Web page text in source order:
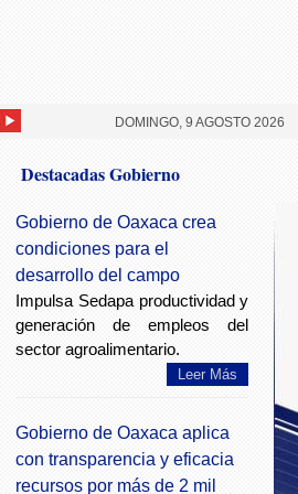
DOMINGO, 9 AGOSTO 2026
Destacadas Gobierno
Gobierno de Oaxaca crea
condiciones para el
desarrollo del campo
Impulsa Sedapa productividad y
generación de empleos del
sector agroalimentario.
Leer Más
Gobierno de Oaxaca aplica
con transparencia y eficacia
recursos por más de 2 mil